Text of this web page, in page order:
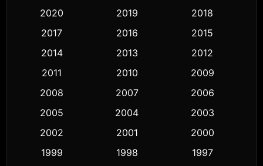
Classic หนังคลาสสิก (50)
Comedy ตลก (451)
Crime อาชญากรรม (530)
Cult Film
2020
2019
2018
2017
2016
2015
2014
2013
2012
2011
2010
2009
2008
2007
2006
2005
2004
2003
2002
2001
2000
1999
1998
1997